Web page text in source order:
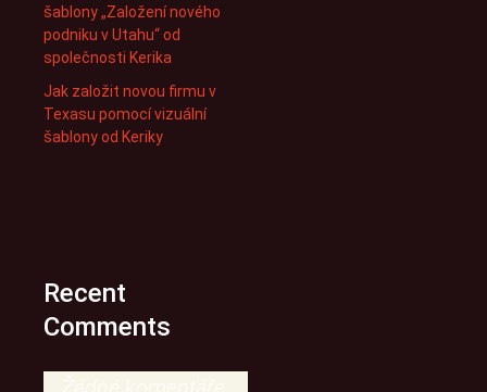
šablony „Založení nového
podniku v Utahu“ od
společnosti Kerika
Jak založit novou firmu v
Texasu pomocí vizuální
šablony od Keriky
Recent
Comments